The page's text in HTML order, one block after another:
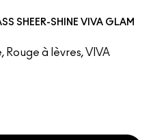
SHEER-SHINE VIVA GLAM
Rouge à lèvres, VIVA